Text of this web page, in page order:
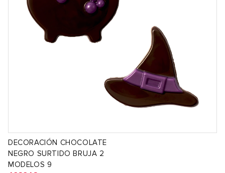
DECORACIÓN CHOCOLATE
NEGRO SURTIDO BRUJA 2
MODELOS 9